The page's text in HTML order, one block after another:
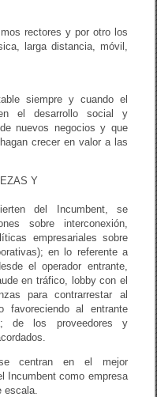
rectores y por otro los
larga distancia, móvil,
siempre y cuando el
el desarrollo social y
nuevos negocios y que
crecer en valor a las
Y
del Incumbent, se
sobre interconexión,
empresariales sobre
en lo referente a
el operador entrante,
en tráfico, lobby con el
para contrarrestar al
favoreciendo al entrante
de los proveedores y
centran en el mejor
Incumbent como empresa